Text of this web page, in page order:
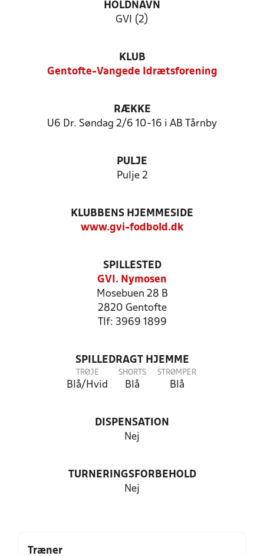
HOLDNAVN
GVI (2)
KLUB
Gentofte-Vangede Idrætsforening
RÆKKE
U6 Dr. Søndag 2/6 10-16 i AB Tårnby
PULJE
Pulje 2
KLUBBENS HJEMMESIDE
www.gvi-fodbold.dk
SPILLESTED
GVI. Nymosen
Mosebuen 28 B
2820 Gentofte
Tlf: 3969 1899
SPILLEDRAGT HJEMME
TRØJE
Blå/Hvid
SHORTS
Blå
STRØMPER
Blå
DISPENSATION
Nej
TURNERINGSFORBEHOLD
Nej
Træner